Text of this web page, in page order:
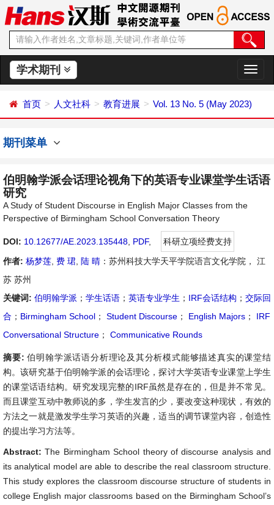
学术期刊
切
换
航
首页 人文社科 教育进展 Vol. 13 No. 5 (May 2023)
期刊菜单
伯明翰学派会话理论视角下的英语专业课堂学生话语
研究
A Study of Student Discourse in English Major Classes from the
Perspective of Birmingham School Conversation Theory
DOI: 10.12677/AE.2023.135448 PDF,
科研立项经费支持
作者: 杨梦莲 费 珺 陆 晴 ：苏州科技大学天平学院语言文化学院， 江
苏 苏州
关键词: 伯明翰学派 ； 学生话语 ； 英语专业学生 ； IRF会话结构 ； 交际回
合 ； Birmingham School ； Student Discourse ； English Majors ；
IRF
Conversational Structure ； Communicative Rounds
摘要:伯明翰学派话语分析理论及其分析模式能够描述真实的课堂结
构。该研究基于伯明翰学派的会话理论，探讨大学英语专业课堂上学生
的课堂话语结构。研究发现完整的IRF虽然是存在的，但是并不常见。
而且课堂互动中教师说的多，学生发言的少，要改变这种现状，有效的
方法之一就是激发学生学习英语的兴趣，适当的调节课堂内容，创造性
的提出学习方法等。
Abstract:The Birmingham School theory of discourse analysis and
its analytical model are able to describe the real classroom structure.
This study explores the classroom discourse structure of students in
college English major classrooms based on the Birmingham School’s